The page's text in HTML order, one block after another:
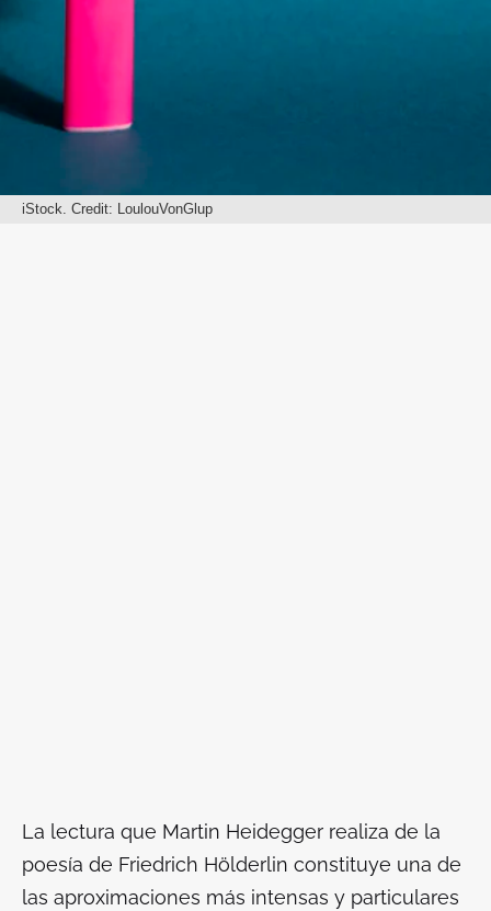
iStock. Credit: LoulouVonGlup
La lectura que Martin Heidegger realiza de la
poesía de Friedrich Hölderlin constituye una de
las aproximaciones más intensas y particulares